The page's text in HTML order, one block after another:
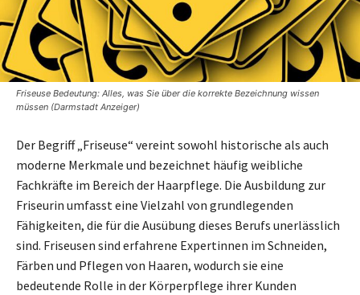
Friseuse Bedeutung: Alles, was Sie über die korrekte Bezeichnung wissen
müssen (Darmstadt Anzeiger)
Der Begriff „Friseuse“ vereint sowohl historische als auch
moderne Merkmale und bezeichnet häufig weibliche
Fachkräfte im Bereich der Haarpflege. Die Ausbildung zur
Friseurin umfasst eine Vielzahl von grundlegenden
Fähigkeiten, die für die Ausübung dieses Berufs unerlässlich
sind. Friseusen sind erfahrene Expertinnen im Schneiden,
Färben und Pflegen von Haaren, wodurch sie eine
bedeutende Rolle in der Körperpflege ihrer Kunden